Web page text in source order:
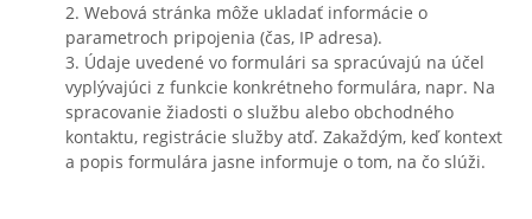
2. Webová stránka môže ukladať informácie o
parametroch pripojenia (čas, IP adresa).
3. Údaje uvedené vo formulári sa spracúvajú na účel
vyplývajúci z funkcie konkrétneho formulára, napr. Na
spracovanie žiadosti o službu alebo obchodného
kontaktu, registrácie služby atď. Zakaždým, keď kontext
a popis formulára jasne informuje o tom, na čo slúži.